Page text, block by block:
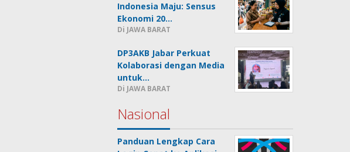
Indonesia Maju: Sensus
Ekonomi 20…
Di JAWA BARAT
DP3AKB Jabar Perkuat
Kolaborasi dengan Media
untuk…
Di JAWA BARAT
Nasional
Panduan Lengkap Cara